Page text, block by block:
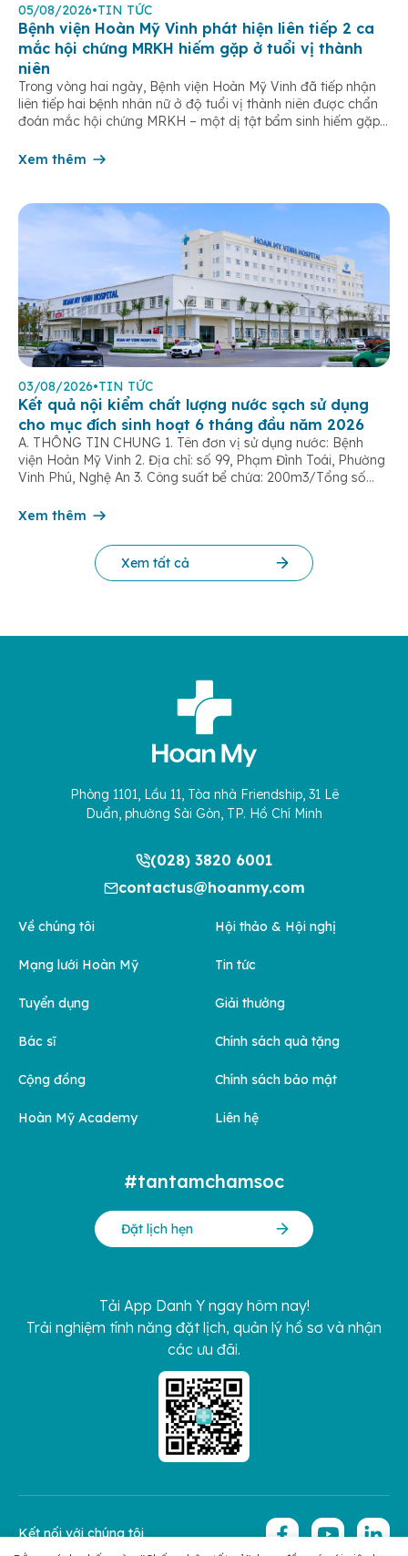
05/08/2026•TIN TỨC
Bệnh viện Hoàn Mỹ Vinh phát hiện liên tiếp 2 ca
mắc hội chứng MRKH hiếm gặp ở tuổi vị thành
niên
Trong vòng hai ngày, Bệnh viện Hoàn Mỹ Vinh đã tiếp nhận
liên tiếp hai bệnh nhân nữ ở độ tuổi vị thành niên được chẩn
đoán mắc hội chứng MRKH – một dị tật bẩm sinh hiếm gặp
tuổi dậy thì. […]
Xem thêm
03/08/2026•TIN TỨC
Kết quả nội kiểm chất lượng nước sạch sử dụng
cho mục đích sinh hoạt 6 tháng đầu năm 2026
A. THÔNG TIN CHUNG 1. Tên đơn vị sử dụng nước: Bệnh
viện Hoàn Mỹ Vinh 2. Địa chỉ: số 99, Phạm Đình Toái, Phường
Vinh Phú, Nghệ An 3. Công suất bể chứa: 200m3/Tổng số
nước: Công ty Cổ phần cấp nước Nghệ An […]
Xem thêm
Xem tất cả
Phòng 1101, Lầu 11, Tòa nhà Friendship, 31 Lê
Duẩn, phường Sài Gòn, TP. Hồ Chí Minh
(028) 3820 6001
contactus@hoanmy.com
Về chúng tôi
Mạng lưới Hoàn Mỹ
Tuyển dụng
Bác sĩ
Cộng đồng
Hoàn Mỹ Academy
Hội thảo & Hội nghị
Tin tức
Giải thưởng
Chính sách quà tặng
Chính sách bảo mật
Liên hệ
#tantamchamsoc
Đặt lịch hẹn
Tải App Danh Y ngay hôm nay!
Trải nghiệm tính năng đặt lịch, quản lý hồ sơ và nhận
các ưu đãi.
Kết nối với chúng tôi